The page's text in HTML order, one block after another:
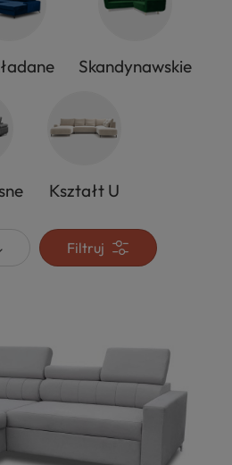
Skandynawskie
Kształt U
Filtruj